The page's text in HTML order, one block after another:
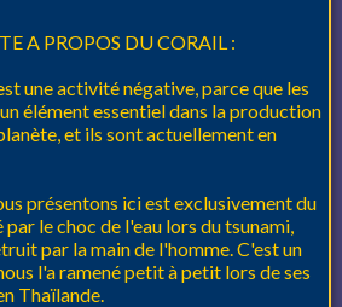
A PROPOS DU CORAIL :
une activité négative, parce que les
élément essentiel dans la production
et ils sont actuellement en
présentons ici est exclusivement du
le choc de l'eau lors du tsunami,
par la main de l'homme. C'est un
l'a ramené petit à petit lors de ses
Thaïlande.